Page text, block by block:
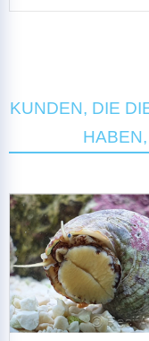
KUNDEN, DIE